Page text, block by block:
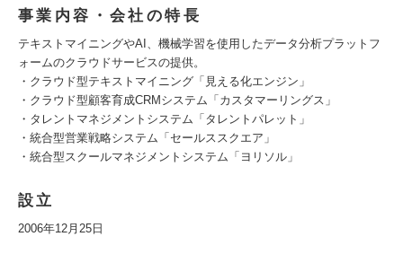
事業内容・会社の特長
テキストマイニングやAI、機械学習を使用したデータ分析プラットフ
ォームのクラウドサービスの提供。
・クラウド型テキストマイニング「見える化エンジン」
・クラウド型顧客育成CRMシステム「カスタマーリングス」
・タレントマネジメントシステム「タレントパレット」
・統合型営業戦略システム「セールススクエア」
・統合型スクールマネジメントシステム「ヨリソル」
設立
2006年12月25日